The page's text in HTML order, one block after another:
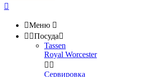

Меню 
 Посуда
Tassen
Royal Worcester
 
Сервировка